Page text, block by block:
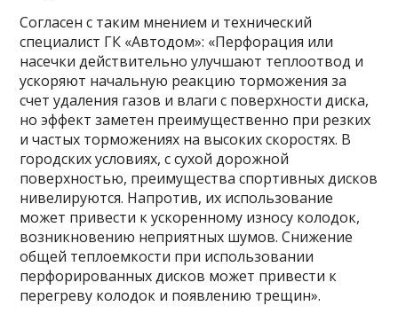
Согласен с таким мнением и технический
специалист ГК «Автодом»: «Перфорация или
насечки действительно улучшают теплоотвод и
ускоряют начальную реакцию торможения за
счет удаления газов и влаги с поверхности диска,
но эффект заметен преимущественно при резких
и частых торможениях на высоких скоростях. В
городских условиях, с сухой дорожной
поверхностью, преимущества спортивных дисков
нивелируются. Напротив, их использование
может привести к ускоренному износу колодок,
возникновению неприятных шумов. Снижение
общей теплоемкости при использовании
перфорированных дисков может привести к
перегреву колодок и появлению трещин».